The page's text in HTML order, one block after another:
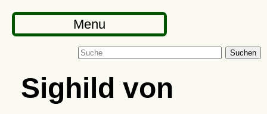
Menu
Suchen
Sighild von